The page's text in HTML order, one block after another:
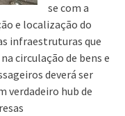
se com a
e localização do
infraestruturas que
circulação de bens e
deverá ser
verdadeiro hub de